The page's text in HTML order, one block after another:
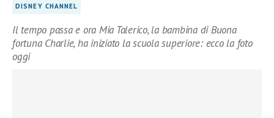
DISNEY CHANNEL
Il tempo passa e ora Mia Talerico, la bambina di Buona
fortuna Charlie, ha iniziato la scuola superiore: ecco la foto
oggi